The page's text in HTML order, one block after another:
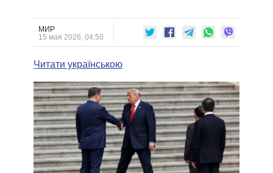
МЭРЫ
ВСЕ ПЕРСОНЫ
СРАВНЕНИЕ ПОЛИТИКОВ
МИР
15 мая 2026, 04:50
Читати українською